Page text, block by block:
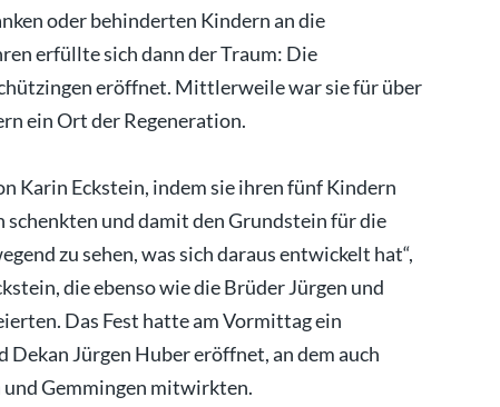
oder behinderten Kindern an die
erfüllte sich dann der Traum: Die
eröffnet. Mittlerweile war sie für über
ein Ort der Regeneration.
Karin Eckstein, indem sie ihren fünf Kindern
und damit den Grundstein für die
zu sehen, was sich daraus entwickelt hat“,
die ebenso wie die Brüder Jürgen und
Das Fest hatte am Vormittag ein
Jürgen Huber eröffnet, an dem auch
und Gemmingen mitwirkten.